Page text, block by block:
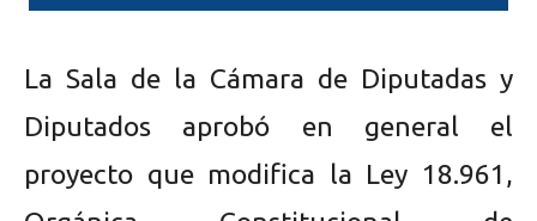
La Sala de la Cámara de Diputadas y
Diputados aprobó en general el
proyecto que modifica la Ley 18.961,